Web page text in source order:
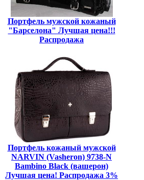
Портфель мужской кожаный
"Барселона" Лучшая цена!!!
Распродажа
Портфель кожаный мужской
NARVIN (Vasheron) 9738-N
Bambino Black (вашерон)
Лучшая цена! Распродажа 3%